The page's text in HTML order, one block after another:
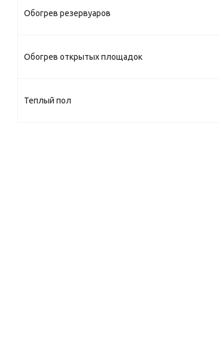
Обогрев резервуаров
Обогрев открытых площадок
Теплый пол